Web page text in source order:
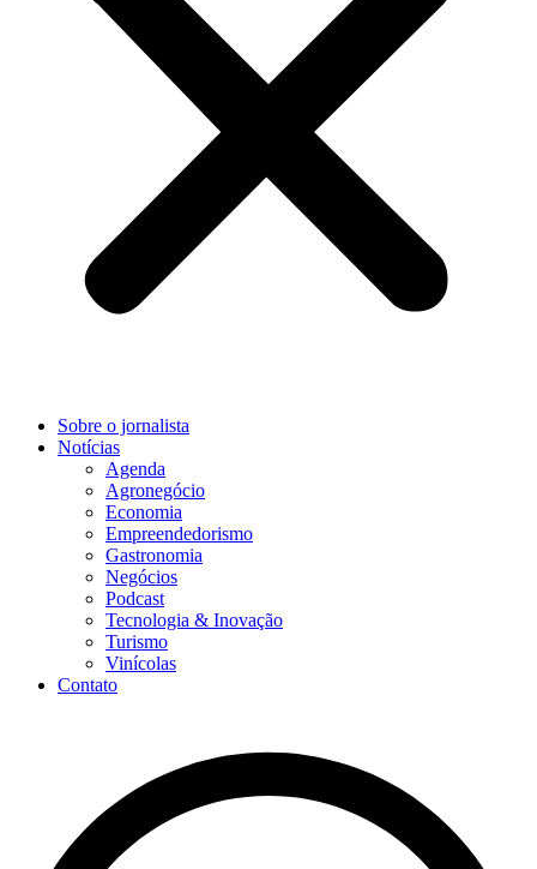
Sobre o jornalista
Notícias
Agenda
Agronegócio
Economia
Empreendedorismo
Gastronomia
Negócios
Podcast
Tecnologia & Inovação
Turismo
Vinícolas
Contato